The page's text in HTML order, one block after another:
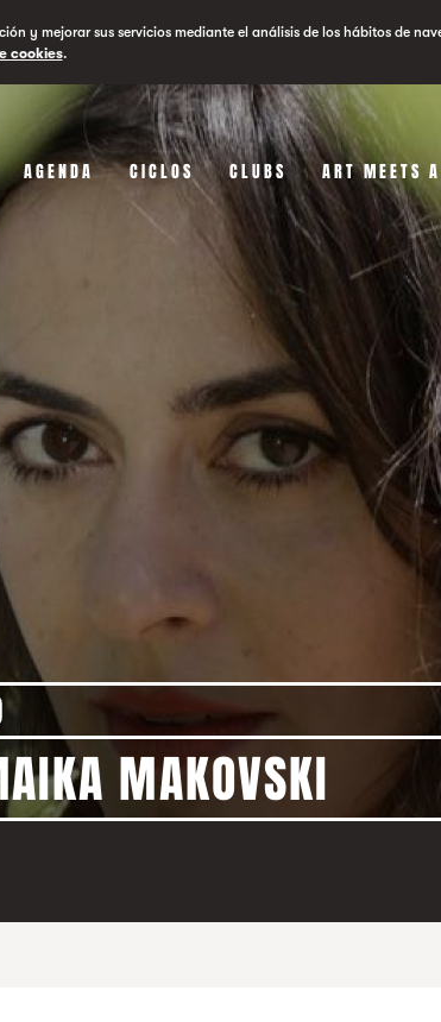
y mejorar sus servicios mediante el análisis de los hábitos de
cookies.
AGENDA CICLOS CLUBS ART MEETS
MAKOVSKI